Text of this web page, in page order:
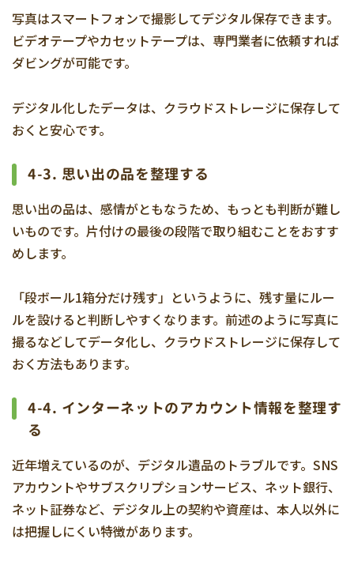
写真はスマートフォンで撮影してデジタル保存できます。
ビデオテープやカセットテープは、専門業者に依頼すれば
ダビングが可能です。
デジタル化したデータは、クラウドストレージに保存して
おくと安心です。
4-3. 思い出の品を整理する
思い出の品は、感情がともなうため、もっとも判断が難し
いものです。片付けの最後の段階で取り組むことをおすす
めします。
「段ボール1箱分だけ残す」というように、残す量にルー
ルを設けると判断しやすくなります。前述のように写真に
撮るなどしてデータ化し、クラウドストレージに保存して
おく方法もあります。
4-4. インターネットのアカウント情報を整理す
る
近年増えているのが、デジタル遺品のトラブルです。SNS
アカウントやサブスクリプションサービス、ネット銀行、
ネット証券など、デジタル上の契約や資産は、本人以外に
は把握しにくい特徴があります。